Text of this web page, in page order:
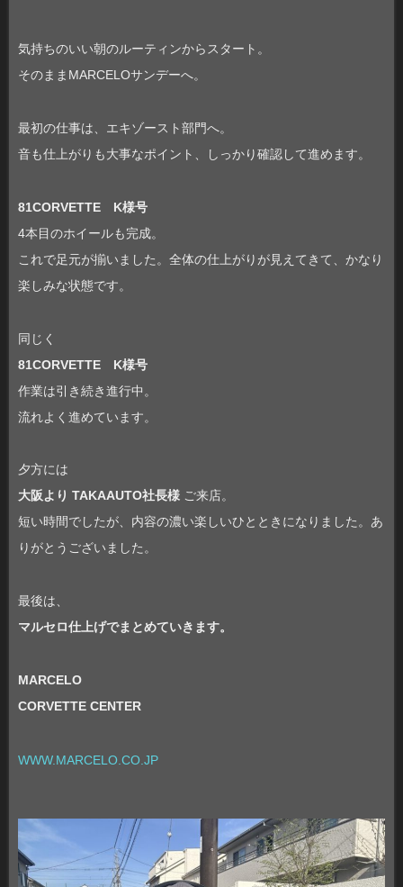
気持ちのいい朝のルーティンからスタート。
そのままMARCELOサンデーへ。
最初の仕事は、エキゾースト部門へ。
音も仕上がりも大事なポイント、しっかり確認して進めます。
81CORVETTE K様号
4本目のホイールも完成。
これで足元が揃いました。全体の仕上がりが見えてきて、かなり
楽しみな状態です。
同じく
81CORVETTE K様号
作業は引き続き進行中。
流れよく進めています。
夕方には
大阪より TAKAAUTO社長様 ご来店。
短い時間でしたが、内容の濃い楽しいひとときになりました。あ
りがとうございました。
最後は、
マルセロ仕上げでまとめていきます。
MARCELO
CORVETTE CENTER
WWW.MARCELO.CO.JP